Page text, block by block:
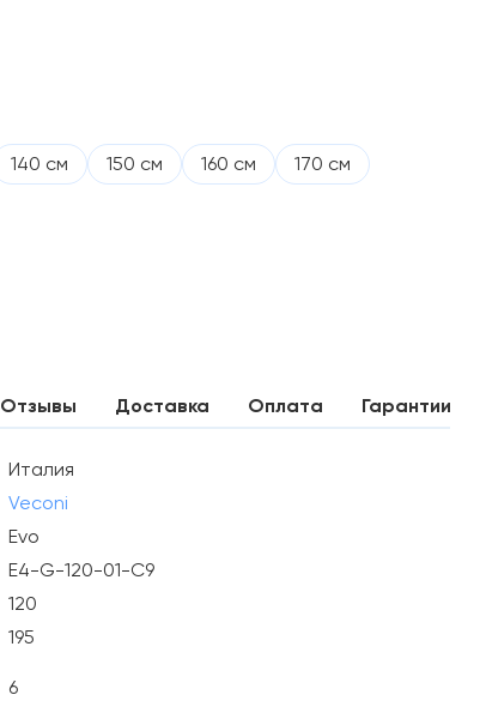
140 см 150 см 160 см
170 см
Отзывы Доставка Оплата Гарантии
Италия
Veconi
Evo
E4-G-120-01-C9
120
195
6